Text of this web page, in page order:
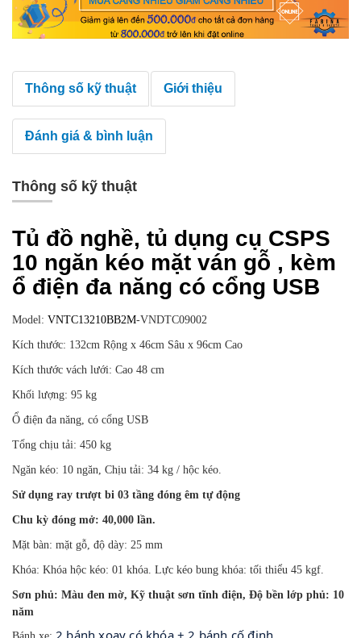
Thông số kỹ thuật Giới thiệu
Đánh giá & bình luận
Thông số kỹ thuật
Tủ đồ nghề, tủ dụng cụ CSPS
10 ngăn kéo mặt ván gỗ , kèm
ổ điện đa năng có cổng USB
Model: VNTC13210BB2M-VNDTC09002
Kích thước: 132cm Rộng x 46cm Sâu x 96cm Cao
Kích thước vách lưới: Cao 48 cm
Khối lượng: 95 kg
Ổ điện đa năng, có cổng USB
Tổng chịu tải: 450 kg
Ngăn kéo: 10 ngăn, Chịu tải: 34 kg / hộc kéo.
Sử dụng ray trượt bi 03 tầng đóng êm tự động
Chu kỳ đóng mở: 40,000 lần.
Mặt bàn: mặt gỗ, độ dày: 25 mm
Khóa: Khóa hộc kéo: 01 khóa. Lực kéo bung khóa: tối thiểu 45 kgf.
Sơn phủ: Màu đen mờ, Kỹ thuật sơn tĩnh điện, Độ bền lớp phủ: 10
năm